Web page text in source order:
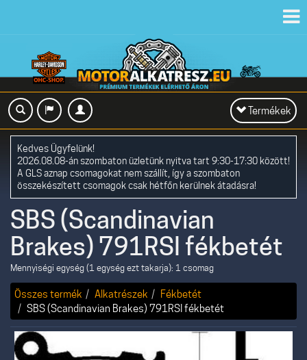
Toggle
navigation
Termékek
Kedves Ügyfelünk!
2026.08.08-án szombaton üzletünk nyitva tart 9:30-17:30 között!
A GLS aznap csomagokat nem szállít, így a szombaton
összekészített csomagok csak hétfőn kerülnek átadásra!
SBS (Scandinavian
Brakes) 791RSI fékbetét
Mennyiségi egység (1 egység ezt takarja): 1 csomag
Összes termék Alkatrészek
Fékbetét
SBS (Scandinavian Brakes) 791RSI fékbetét